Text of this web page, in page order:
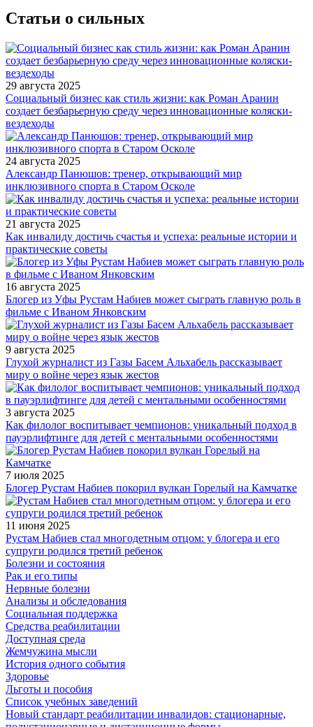
Статьи о сильных
29 августа 2025
Социальный бизнес как стиль жизни: как Роман Аранин
создает безбарьерную среду через инновационные коляски-
вездеходы
24 августа 2025
Александр Панюшов: тренер, открывающий мир
инклюзивного спорта в Старом Осколе
21 августа 2025
Как инвалиду достичь счастья и успеха: реальные истории и
практические советы
16 августа 2025
Блогер из Уфы Рустам Набиев может сыграть главную роль в
фильме с Иваном Янковским
9 августа 2025
Глухой журналист из Газы Басем Альхабель рассказывает
миру о войне через язык жестов
3 августа 2025
Как филолог воспитывает чемпионов: уникальный подход в
пауэрлифтинге для детей с ментальными особенностями
7 июля 2025
Блогер Рустам Набиев покорил вулкан Горелый на Камчатке
11 июня 2025
Рустам Набиев стал многодетным отцом: у блогера и его
супруги родился третий ребенок
Болезни и состояния
Рак и его типы
Нервные болезни
Анализы и обследования
Социальная поддержка
Средства реабилитации
Доступная среда
Жемчужина мысли
История одного события
Здоровье
Льготы и пособия
Список учебных заведений
Новый стандарт реабилитации инвалидов: стационарные,